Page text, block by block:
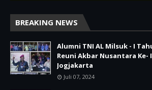
BREAKING NEWS
Alumni TNI AL Milsuk - I
Reuni Akbar Nusantara Ke-
Jogjakarta
Juli 07, 2024